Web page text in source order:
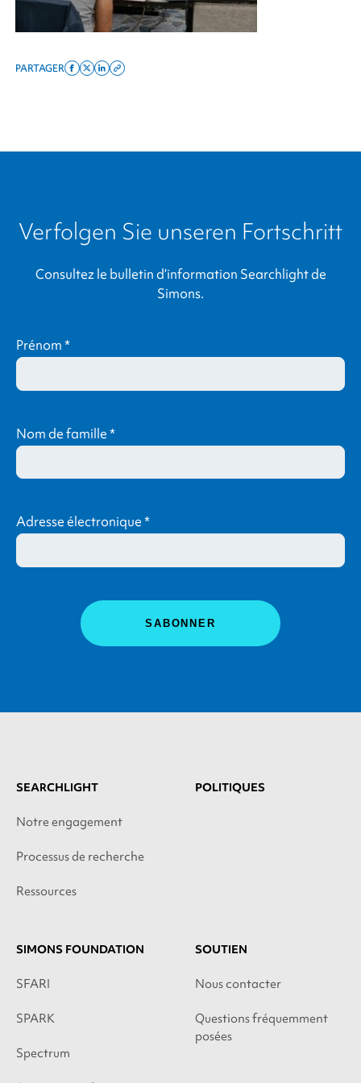
PARTAGER
ShareShareShareCopy
Verfolgen Sie unseren Fortschritt
Consultez le bulletin d’information Searchlight de
Simons.
Prénom*
Nom de famille*
Adresse électronique*
SEARCHLIGHT
Notre engagement
Processus de recherche
Ressources
POLITIQUES
SIMONS FOUNDATION
SFARI
SPARK
Spectrum
SOUTIEN
Nous contacter
Questions fréquemment
posées